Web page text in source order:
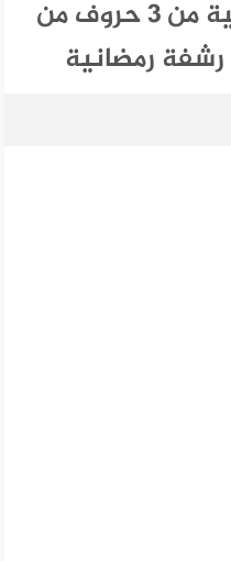
اجابة لغز مدينة مغربية من 3 حروف من